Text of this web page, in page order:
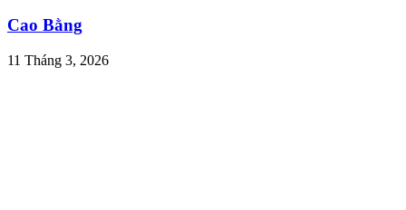
Cao Bằng
11 Tháng 3, 2026